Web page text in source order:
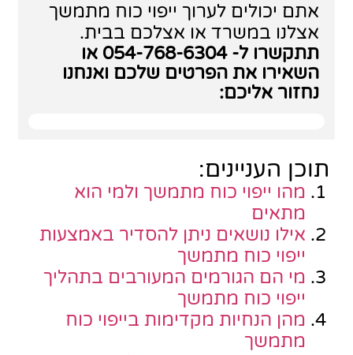
אתם יכולים לערוך ייפוי כוח מתמשך
אצלנו במשרד או אצלכם בבית.
תתקשרו ל-054-768-6304 או
השאירו את הפרטים שלכם ואנחנו
נחזור אליכם:
תוכן העניינים:
מהו ייפוי כוח מתמשך ולמי הוא
מתאים
אילו נושאים ניתן להסדיר באמצעות
ייפוי כוח מתמשך
מי הם הגורמים המעורבים בתהליך
ייפוי כוח מתמשך
מהן הנחיות מקדימות בייפוי כוח
מתמשך